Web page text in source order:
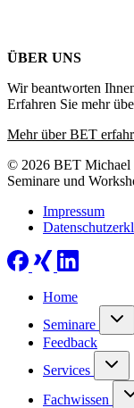
ÜBER UNS
Wir beantworten
Erfahren Sie mehr
Mehr über BET
© 2026 BET Michael
Seminare und
Impressum
Home
Seminare
Feedback
Services
Fachwissen